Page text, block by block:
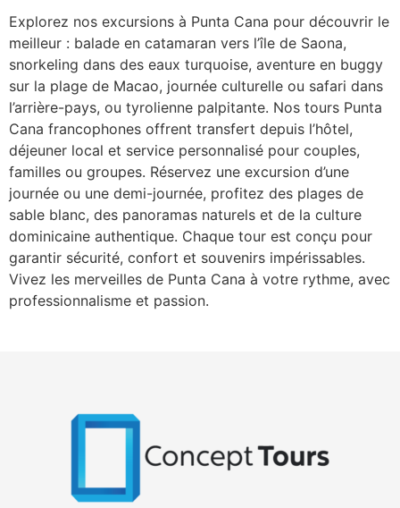
Explorez nos excursions à Punta Cana pour découvrir le
meilleur : balade en catamaran vers l’île de Saona,
snorkeling dans des eaux turquoise, aventure en buggy
sur la plage de Macao, journée culturelle ou safari dans
l’arrière-pays, ou tyrolienne palpitante. Nos tours Punta
Cana francophones offrent transfert depuis l’hôtel,
déjeuner local et service personnalisé pour couples,
familles ou groupes. Réservez une excursion d’une
journée ou une demi-journée, profitez des plages de
sable blanc, des panoramas naturels et de la culture
dominicaine authentique. Chaque tour est conçu pour
garantir sécurité, confort et souvenirs impérissables.
Vivez les merveilles de Punta Cana à votre rythme, avec
professionnalisme et passion.​